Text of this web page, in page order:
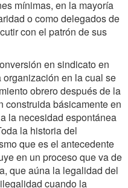
mínimas, en la mayoría
o como delegados de
con el patrón de sus
en sindicato en
en la cual se
obrero después de la
construida básicamente en
la necesidad espontánea
la historia del
que es el antecedente
en un proceso que va de
que aúna la legalidad del
cuando la